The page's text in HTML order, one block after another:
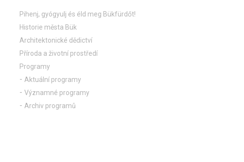
Pihenj, gyógyulj és éld meg Bükfürdőt!
Historie města Bük
Architektonické dědictví
Příroda a životní prostředí
Programy
Aktuální programy
Významné programy
Archiv programů